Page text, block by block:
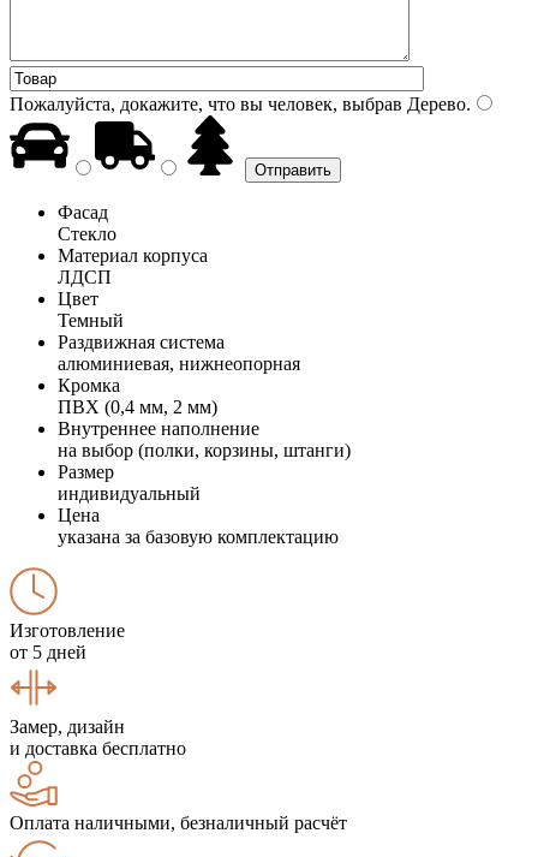
Пожалуйста, докажите, что вы человек, выбрав Дерево.
Фасад
Стекло
Материал корпуса
ЛДСП
Цвет
Темный
Раздвижная система
алюминиевая, нижнеопорная
Кромка
ПВХ (0,4 мм, 2 мм)
Внутреннее наполнение
на выбор (полки, корзины, штанги)
Размер
индивидуальный
Цена
указана за базовую комплектацию
Изготовление
от 5 дней
Замер, дизайн
и доставка бесплатно
Оплата наличными, безналичный расчёт